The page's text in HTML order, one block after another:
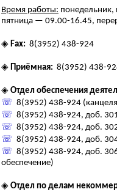
Время работы: понедельник,
пятница — 09.00-16.45,
◈ Fax: 8(3952) 438-924
◈ Приёмная: 8(3952) 438-
◈ Отдел обеспечения
☏ 8(3952) 438-924
☏ 8(3952) 438-924, доб.
☏ 8(3952) 438-924, доб.
☏ 8(3952) 438-924, доб.
☏ 8(3952) 438-924, доб.
обеспечение)
◈ Отдел по делам